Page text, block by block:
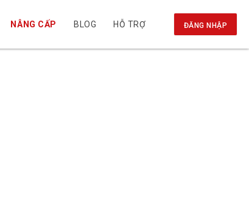
NÂNG CẤP BLOG HỖ TRỢ ĐĂNG NHẬP